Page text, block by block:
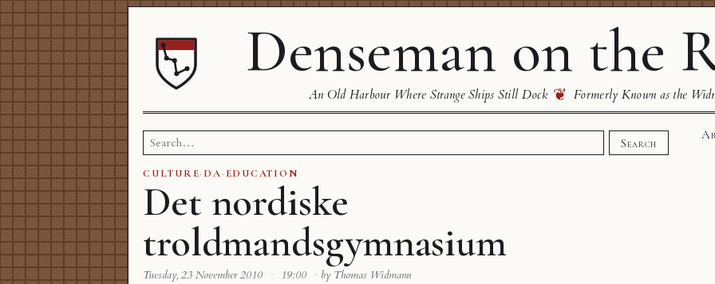
Denseman on the
An Old Harbour Where Strange Ships Still Dock ❦ Formerly Known as the
Search
for:
Search
CULTURE· DA· EDUCATION
Det nordiske
troldmandsgymnasium
Tuesday, 23 November 2010 · 19:00 · by Thomas Widmann